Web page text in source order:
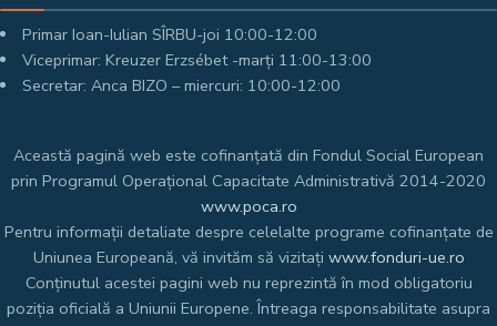
Primar Ioan-Iulian SÎRBU-joi 10:00-12:00
Viceprimar: Kreuzer Erzsébet -marți 11:00-13:00
Secretar: Anca BIZO – miercuri: 10:00-12:00
Această pagină web este cofinanțată din Fondul Social European
prin Programul Operațional Capacitate Administrativă 2014-2020
www.poca.ro
Pentru informații detaliate despre celelalte programe cofinanțate de
Uniunea Europeană, vă invităm să vizitați www.fonduri-ue.ro
Conținutul acestei pagini web nu reprezintă în mod obligatoriu
poziția oficială a Uniunii Europene. Întreaga responsabilitate asupra